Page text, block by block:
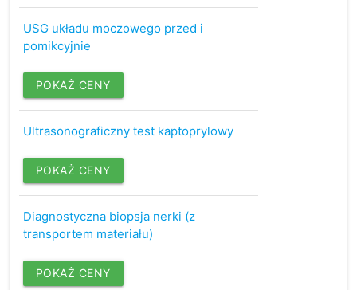
USG układu moczowego przed i
pomikcyjnie
POKAŻ CENY
Ultrasonograficzny test kaptoprylowy
POKAŻ CENY
Diagnostyczna biopsja nerki (z
transportem materiału)
POKAŻ CENY